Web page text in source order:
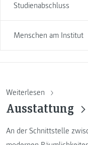
Studienabschluss
Menschen am Institut
Weiterlesen
Ausstattung
An der Schnittstelle